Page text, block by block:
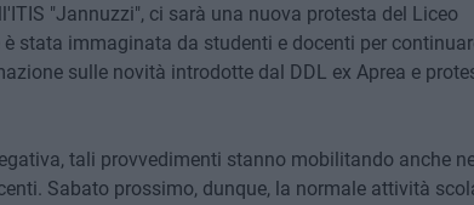
"Jannuzzi", ci sarà una nuova protesta del Liceo
stata immaginata da studenti e docenti per
sulle novità introdotte dal DDL ex Aprea e
tali provvedimenti stanno mobilitando anche
Sabato prossimo, dunque, la normale attività